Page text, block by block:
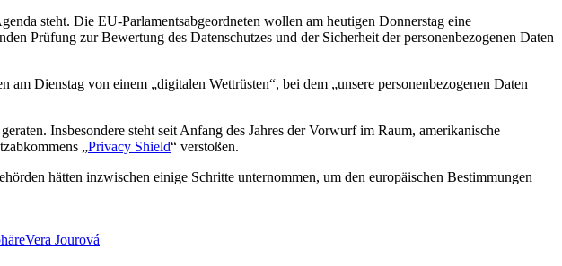
steht. Die EU-Parlamentsabgeordneten wollen am heutigen Donnerstag eine
Prüfung zur Bewertung des Datenschutzes und der Sicherheit der personenbezogenen Daten
Dienstag von einem „digitalen Wettrüsten“, bei dem „unsere personenbezogenen Daten
Insbesondere steht seit Anfang des Jahres der Vorwurf im Raum, amerikanische
„Privacy Shield“ verstoßen.
hätten inzwischen einige Schritte unternommen, um den europäischen Bestimmungen
Vera Jourová